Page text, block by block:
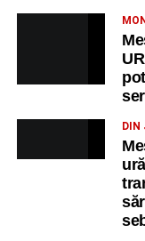
iluminatului
apelului la
Duminică, 23
cea de-a
de Sebeș”DIN